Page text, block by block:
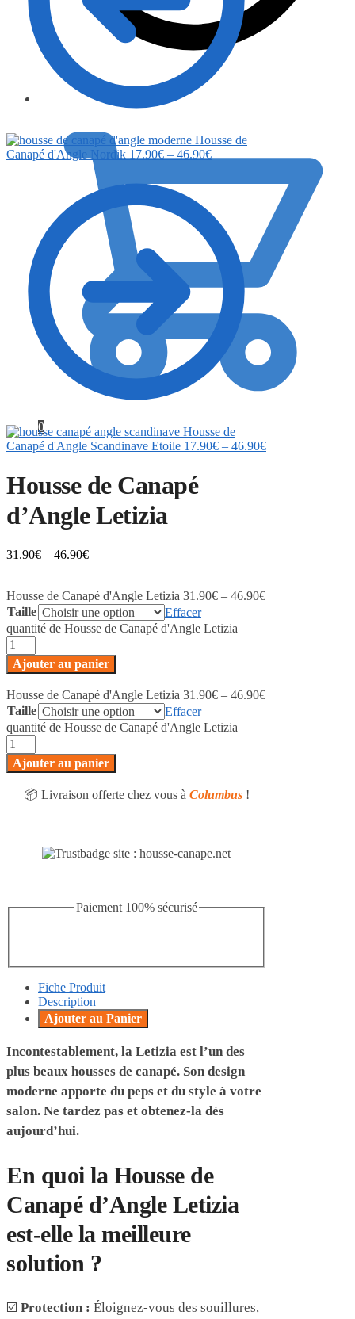
0
Housse de
Canapé d'Angle Nordik 17.90€ – 46.90€
Housse de
Canapé d'Angle Scandinave Etoile 17.90€ – 46.90€
Housse de Canapé
d’Angle Letizia
31.90€ – 46.90€
Housse de Canapé d'Angle Letizia 31.90€ – 46.90€
Taille
Effacer
quantité de Housse de Canapé d'Angle Letizia
Ajouter au panier
Housse de Canapé d'Angle Letizia 31.90€ – 46.90€
Taille
Effacer
quantité de Housse de Canapé d'Angle Letizia
Ajouter au panier
📦 Livraison offerte chez vous à Columbus !
Paiement 100% sécurisé
Fiche Produit
Description
Ajouter au Panier
Incontestablement, la Letizia est l’un des
plus beaux housses de canapé. Son design
moderne apporte du peps et du style à votre
salon. Ne tardez pas et obtenez-la dès
aujourd’hui.
En quoi la Housse de
Canapé d’Angle Letizia
est-elle la meilleure
solution ?
☑️ Protection : Éloignez-vous des souillures,